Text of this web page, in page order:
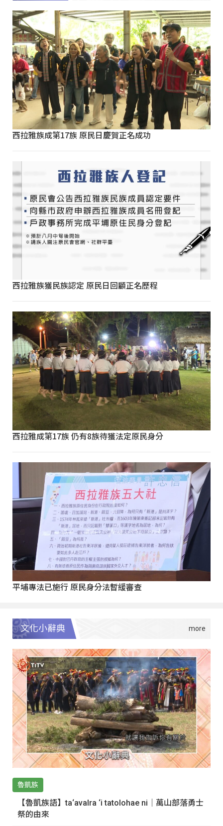
西拉雅族成第17族 原民日慶賀正名成功
西拉雅族獲民族認定 原民日回顧正名歷程
西拉雅成第17族 仍有8族待獲法定原民身分
平埔專法已施行 原民身分法暫緩審查
文化小辭典
魯凱族
【魯凱族語】ta‘avalra ‘i tatolohae ni｜萬山部落勇士
祭的由來